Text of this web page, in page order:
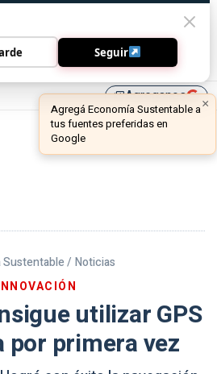
library_addAgreganos
Sustentable / Noticias
utilizar GPS
por primera vez
Seguir